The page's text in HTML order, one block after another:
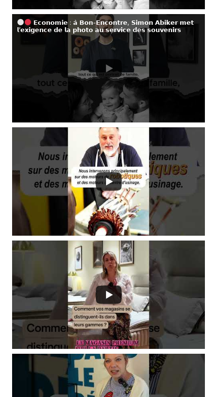
𝗘𝗰𝗼𝗻𝗼𝗺𝗶𝗲 : 𝗮̀ 𝗕𝗼𝗻-𝗘𝗻𝗰𝗼𝗻𝘁𝗿𝗲, 𝗦𝗶𝗺𝗼𝗻 𝗔𝗯𝗶𝗸𝗲𝗿 𝗺𝗲𝘁
𝗹’𝗲𝘅𝗶𝗴𝗲𝗻𝗰𝗲 𝗱𝗲 𝗹𝗮 𝗽𝗵𝗼𝘁𝗼 𝗮𝘂 𝘀𝗲𝗿𝘃𝗶𝗰𝗲 𝗱𝗲𝘀 𝘀𝗼𝘂𝘃𝗲𝗻𝗶𝗿𝘀